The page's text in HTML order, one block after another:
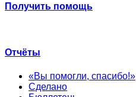
Получить помощь
Отчёты
«Вы помогли, спасибо!»
Сделано